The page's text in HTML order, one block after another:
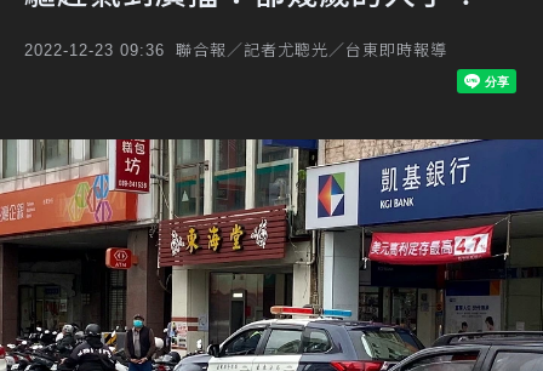
2022-12-23 09:36 聯合報／記者尤聰光／台東即時報導